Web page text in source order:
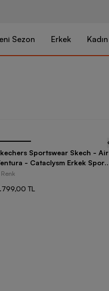
Sezon Erkek Kadın
Sportswear Skech - Air
- Cataclysm Erkek Spor
TL